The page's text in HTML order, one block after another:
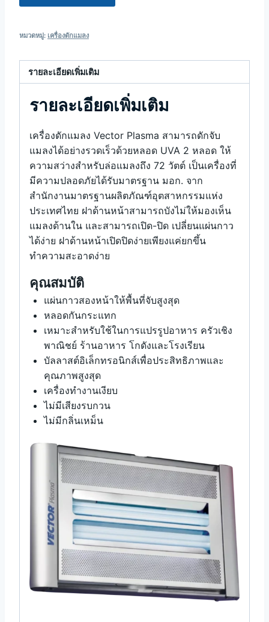
หมวดหมู่: เครื่องดักแมลง
รายละเอียดเพิ่มเติม
รายละเอียดเพิ่มเติม
เครื่องดักแมลง Vector Plasma สามารถดักจับ
แมลงได้อย่างรวดเร็วด้วยหลอด UVA 2 หลอด ให้
ความสว่างสำหรับล่อแมลงถึง 72 วัตต์ เป็นเครื่องที่
มีความปลอดภัยได้รับมาตรฐาน มอก. จาก
สำนักงานมาตรฐานผลิตภัณฑ์อุตสาหกรรมแห่ง
ประเทศไทย ฝาด้านหน้าสามารถบังไม่ให้มองเห็น
แมลงด้านใน และสามารถเปิด-ปิด เปลี่ยนแผ่นกาว
ได้ง่าย ฝาด้านหน้าเปิดปิดง่ายเพียงแค่ยกขึ้น
ทำความสะอาดง่าย
คุณสมบัติ
แผ่นกาวสองหน้าให้พื้นที่จับสูงสุด
หลอดกันกระแทก
เหมาะสำหรับใช้ในการแปรรูปอาหาร ครัวเชิง
พาณิชย์ ร้านอาหาร โกดังและโรงเรียน
บัลลาสต์อิเล็กทรอนิกส์เพื่อประสิทธิภาพและ
คุณภาพสูงสุด
เครื่องทำงานเงียบ
ไม่มีเสียงรบกวน
ไม่มีกลิ่นเหม็น